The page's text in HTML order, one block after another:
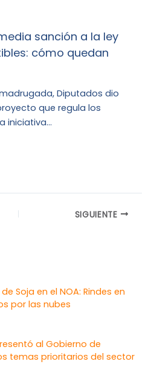
sanción a la ley
cómo quedan
Diputados dio
que regula los
iniciativa…
SIGUIENTE
Soja en el NOA: Rindes en
por las nubes
al Gobierno de
temas prioritarios del sector